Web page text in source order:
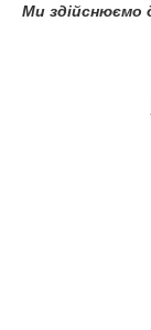
Ми здійснюємо